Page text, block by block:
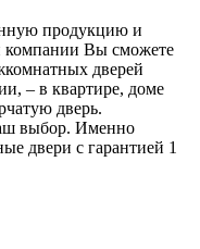
продукцию и
компании Вы сможете
дверей
– в квартире, доме
дверь.
выбор. Именно
двери с гарантией 1